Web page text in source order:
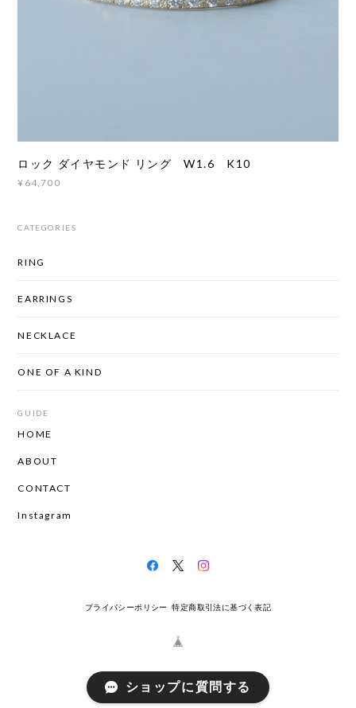
ロック ダイヤモンド リング W1.6 K10
¥64,700
CATEGORIES
RING
EARRINGS
NECKLACE
ONE OF A KIND
GUIDE
HOME
ABOUT
CONTACT
Instagram
プライバシーポリシー 特定商取引法に基づく表記
ショップに質問する